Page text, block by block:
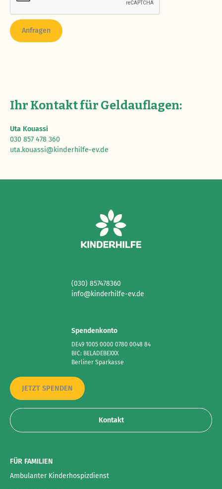
Ihr Kontakt für Geldauflagen:
Uta Kouassi
030 857 478 360
uta.kouassi@kinderhilfe-ev.de
(030) 857478360
info@kinderhilfe-ev.de
Spendenkonto
DE49 1005 0000 0780 0048 84
BIC: BELADEBEXXX
Berliner Sparkasse
JETZT SPENDEN
Kontakt
FÜR FAMILIEN
Ambulanter Kinderhospizdienst